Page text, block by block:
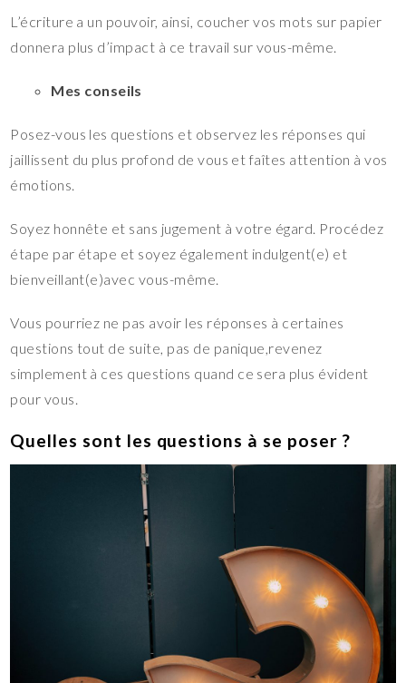
L’écriture a un pouvoir, ainsi, coucher vos mots sur papier
donnera plus d’impact à ce travail sur vous-même.
Mes conseils
Posez-vous les questions et observez les réponses qui
jaillissent du plus profond de vous et faîtes attention à vos
émotions.
Soyez honnête et sans jugement à votre égard. Procédez
étape par étape et soyez également indulgent(e) et
bienveillant(e)avec vous-même.
Vous pourriez ne pas avoir les réponses à certaines
questions tout de suite, pas de panique,revenez
simplement à ces questions quand ce sera plus évident
pour vous.
Quelles sont les questions à se poser ?